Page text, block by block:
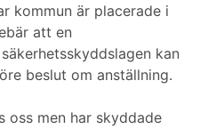
kommun är placerade i
att en
kan
beslut om anställning.
oss men har skyddade